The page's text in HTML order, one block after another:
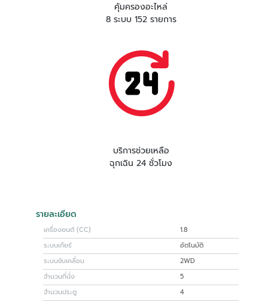
คุ้มครองอะไหล่
8 ระบบ 152 รายการ
บริการช่วยเหลือ
ฉุกเฉิน 24 ชั่วโมง
รายละเอียด
เครื่องยนต์ (CC)
1.8
ระบบเกียร์
อัตโนมัติ
ระบบขับเคลื่อน
2WD
จำนวนที่นั่ง
5
จำนวนประตู
4